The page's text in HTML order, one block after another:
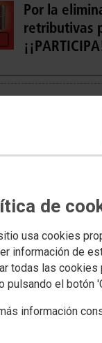
de
usa cookies
información de
todas las cookies
pulsando el botón
información
Por la
retributivas
El
Instrucción
la
apud acta
Publicada
Secretaría
jornada